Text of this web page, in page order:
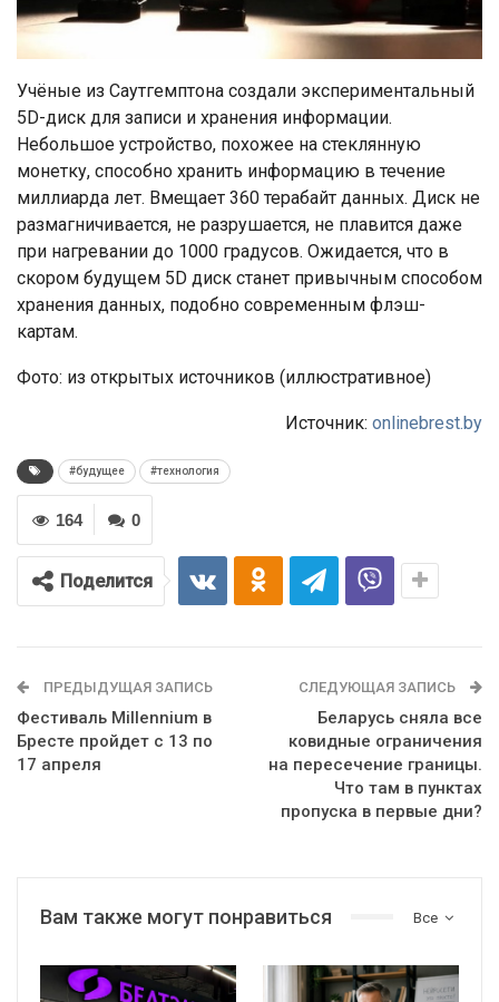
Учёные из Саутгемптона создали экспериментальный
5D-диск для записи и хранения информации.
Небольшое устройство, похожее на стеклянную
монетку, способно хранить информацию в течение
миллиарда лет. Вмещает 360 терабайт данных. Диск не
размагничивается, не разрушается, не плавится даже
при нагревании до 1000 градусов. Ожидается, что в
скором будущем 5D диск станет привычным способом
хранения данных, подобно современным флэш-
картам.
Фото: из открытых источников (иллюстративное)
Источник: onlinebrest.by
#будущее #технология
0
164
Поделится
ПРЕДЫДУЩАЯ ЗАПИСЬ
Фестиваль Millennium в
Бресте пройдет с 13 по
17 апреля
СЛЕДУЮЩАЯ ЗАПИСЬ
Беларусь сняла все
ковидные ограничения
на пересечение границы.
Что там в пунктах
пропуска в первые дни?
Все
Вам также могут понравиться